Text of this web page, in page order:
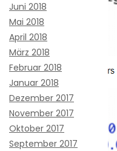
Juni 2018
Mai 2018
April 2018
März 2018
Februar 2018
Januar 2018
Dezember 2017
November 2017
Oktober 2017
September 2017